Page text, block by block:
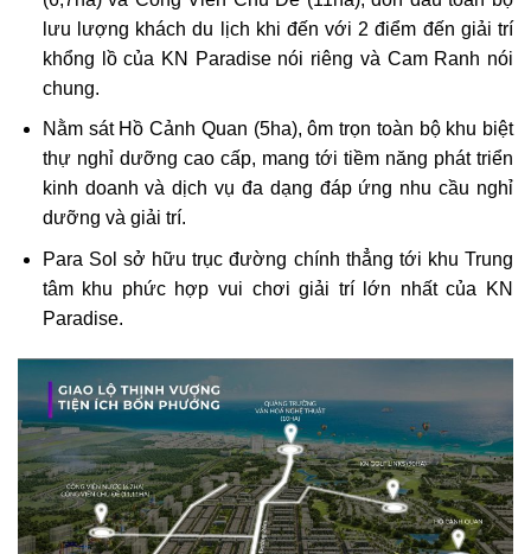
lưu lượng khách du lịch khi đến với 2 điểm đến giải trí
khổng lồ của KN Paradise nói riêng và Cam Ranh nói
chung.
Nằm sát Hồ Cảnh Quan (5ha), ôm trọn toàn bộ khu biệt
thự nghỉ dưỡng cao cấp, mang tới tiềm năng phát triển
kinh doanh và dịch vụ đa dạng đáp ứng nhu cầu nghỉ
dưỡng và giải trí.
Para Sol sở hữu trục đường chính thẳng tới khu Trung
tâm khu phức hợp vui chơi giải trí lớn nhất của KN
Paradise.